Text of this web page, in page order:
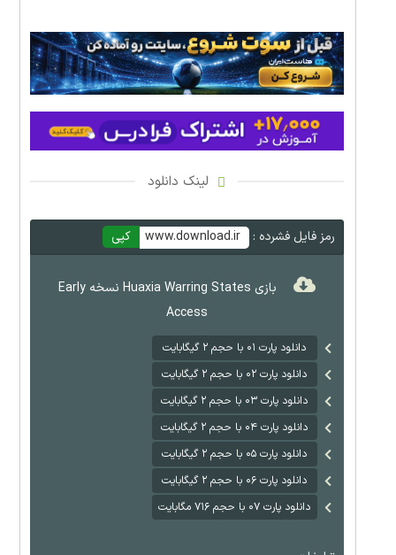
لینک دانلود
رمز فایل فشرده : www.download.ir کپی
بازی Huaxia Warring States نسخه Early
Access
دانلود پارت ۰۱ با حجم ۲ گیگابایت
دانلود پارت ۰۲ با حجم ۲ گیگابایت
دانلود پارت ۰۳ با حجم ۲ گیگابایت
دانلود پارت ۰۴ با حجم ۲ گیگابایت
دانلود پارت ۰۵ با حجم ۲ گیگابایت
دانلود پارت ۰۶ با حجم ۲ گیگابایت
دانلود پارت ۰۷ با حجم ۷۱۶ مگابایت